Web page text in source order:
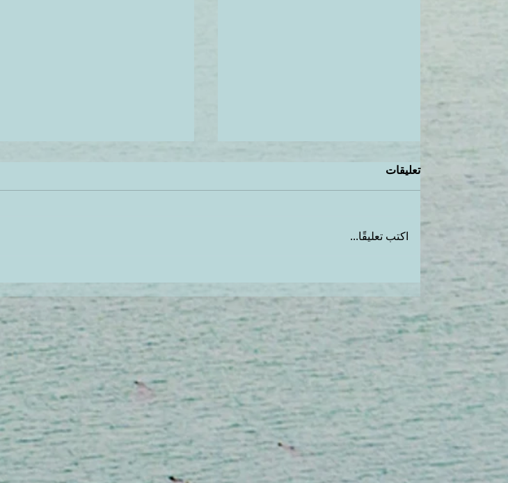
فتحي بشرتك بشكل طبيعي
بالحمص
حولي بشرتك من جافه و باهته
إلي بشرة كلها حيوية و نضارة في
شهر رمضان الكريم
تعليقات
اكتب تعليقًا...